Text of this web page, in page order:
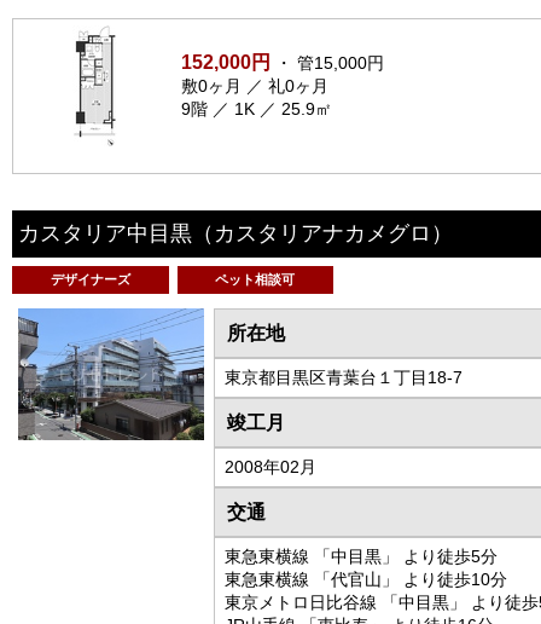
152,000円
・ 管15,000円
敷0ヶ月 ／ 礼0ヶ月
9階 ／ 1K ／ 25.9㎡
カスタリア中目黒 （カスタリアナカメグロ）
デザイナーズ ペット相談可
所在地
東京都目黒区青葉台１丁目18-7
竣工月
2008年02月
交通
東急東横線 「中目黒」 より徒歩5分
東急東横線 「代官山」 より徒歩10分
東京メトロ日比谷線 「中目黒」 より徒